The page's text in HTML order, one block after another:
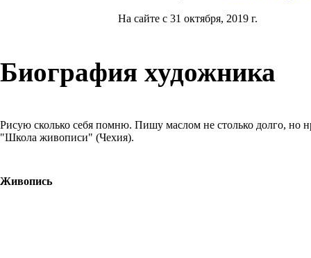
На сайте с 31 октября, 2019 г.
Биография художника
Рисую сколько себя помню. Пишу маслом не столько долго, но
"Школа живописи" (Чехия).
Живопись